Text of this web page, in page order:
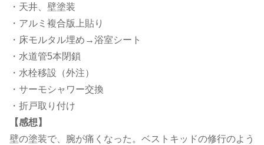
・天井、壁塗装
・アルミ複合版上貼り
・床モルタル埋め→浴室シート
・水道管5本閉鎖
・水栓移設（外注）
・サーモシャワー交換
・折戸取り付け
【感想】
壁の塗装で、腕が痛くなった。ベストキッドの修行のよう